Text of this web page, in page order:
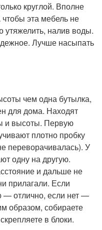
круглой. Вполне
эта мебель не
налив воды.
Лучше насыпать
чем одна бутылка,
для дома. Находят
и высоты. Первую
плотно пробку
переворачивалась). У
одну на другую.
и дальше не
прилагали. Если
— отлично, если нет —
образом, собираете
в блоки.